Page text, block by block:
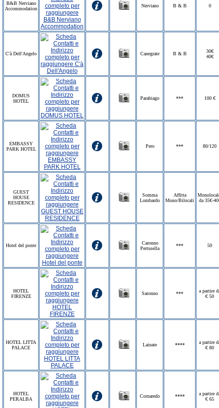
B&B Nerviano
Accommodation
Nerviano B & B 0
C'à Dell'Angelo Canegrate B & B
30€
40€
DOMUS
HOTEL
Parabiago *** 100 €
EMBASSY
PARK HOTEL
Pero *** 80/120
GUEST
HOUSE
RESIDENCE
Somma
Lombardo
Affitta
Mono/Bilocali
da 35€-
Hotel del ponte
Caronno
Pertusella
*** 50
HOTEL
FIRENZE
Saronno ***
a partire
€ 50
HOTEL LITTA
PALACE
Lainate ****
a partire
€ 80
HOTEL
PERALBA
Cornaredo ****
a partire
€ 65